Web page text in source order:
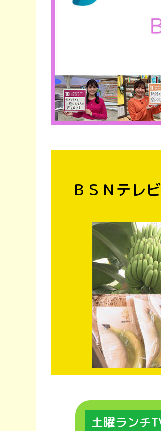
ＢＳＮテレ
土曜ランチ